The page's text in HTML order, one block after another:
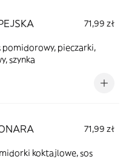
71,99 zł
pomidorowy, pieczarki,
szynka
71,99 zł
koktajlowe, sos